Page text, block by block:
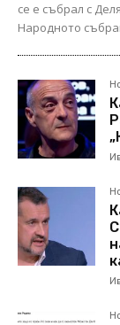
се е събрал с
Народното